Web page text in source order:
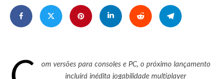
om versões para consoles e PC, o próximo lançamento
incluirá inédita jogabilidade multiplayer